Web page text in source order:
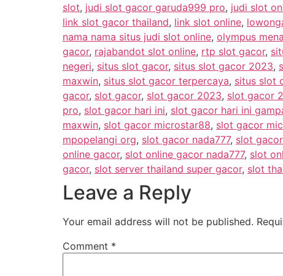
slot, judi slot gacor garuda999 pro, judi slot
link slot gacor thailand, link slot online,
nama nama situs judi slot online, olympus
gacor, rajabandot slot online, rtp slot gacor,
negeri, situs slot gacor, situs slot gacor 2023,
maxwin, situs slot gacor terpercaya, situs slot
gacor, slot gacor, slot gacor 2023, slot gacor
pro, slot gacor hari ini, slot gacor hari ini
maxwin, slot gacor microstar88, slot gacor
mpopelangi org, slot gacor nada777, slot
online gacor, slot online gacor nada777, slot
gacor, slot server thailand super gacor, slot
Leave a Reply
Your email address will not be published.
Comment *